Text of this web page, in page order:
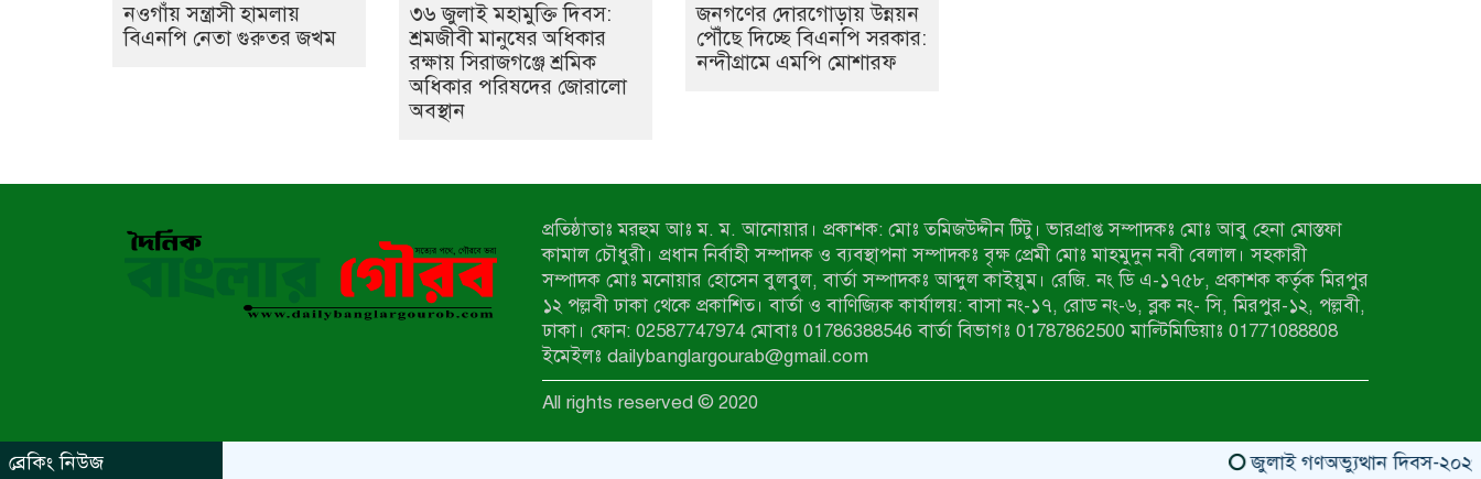
নওগাঁয় সন্ত্রাসী হামলায়
বিএনপি নেতা গুরুতর জখম
৩৬ জুলাই মহামুক্তি দিবস:
শ্রমজীবী মানুষের অধিকার
রক্ষায় সিরাজগঞ্জে শ্রমিক
অধিকার পরিষদের জোরালো
অবস্থান
জনগণের দোরগোড়ায় উন্নয়ন
পৌঁছে দিচ্ছে বিএনপি সরকার:
নন্দীগ্রামে এমপি মোশারফ
প্রতিষ্ঠাতাঃ মরহুম আঃ ম. ম. আনোয়ার। প্রকাশক: মোঃ তমিজউদ্দীন টিটু। ভারপ্রাপ্ত সম্পাদকঃ মোঃ আবু হেনা মোস্তফা
কামাল চৌধুরী। প্রধান নির্বাহী সম্পাদক ও ব্যবস্থাপনা সম্পাদকঃ বৃক্ষ প্রেমী মোঃ মাহমুদুন নবী বেলাল। সহকারী
সম্পাদক মোঃ মনোয়ার হোসেন বুলবুল, বার্তা সম্পাদকঃ আব্দুল কাইয়ুম। রেজি. নং ডি এ-১৭৫৮, প্রকাশক কর্তৃক মিরপুর
১২ পল্লবী ঢাকা থেকে প্রকাশিত। বার্তা ও বাণিজ্যিক কার্যালয়: বাসা নং-১৭, রোড নং-৬, ব্লক নং- সি, মিরপুর-১২, পল্লবী,
ঢাকা। ফোন: 02587747974 মোবাঃ 01786388546 বার্তা বিভাগঃ 01787862500 মাল্টিমিডিয়াঃ 01771088808
ইমেইলঃ dailybanglargourab@gmail.com
All rights reserved © 2020
ব্রেকিং নিউজ
জুলাই গণঅভ্যুত্থান দিবস-২০২৬